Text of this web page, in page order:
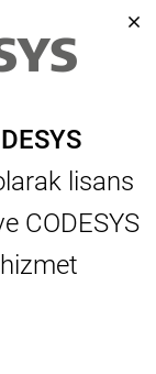
Ürünleri
lisans
CODESYS